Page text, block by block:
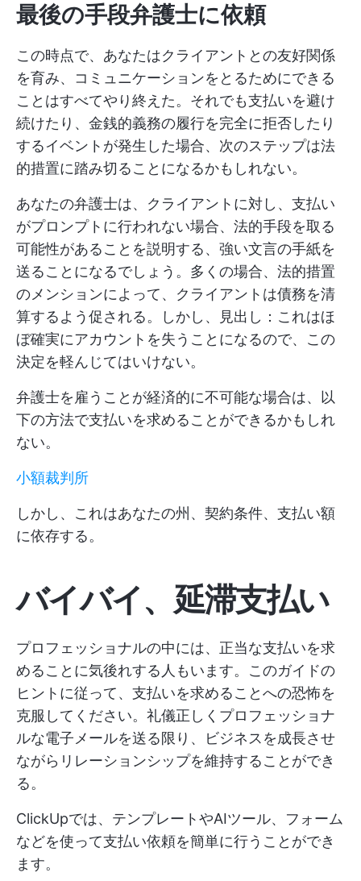
最後の手段弁護士に依頼
この時点で、あなたはクライアントとの友好関係
を育み、コミュニケーションをとるためにできる
ことはすべてやり終えた。それでも支払いを避け
続けたり、金銭的義務の履行を完全に拒否したり
するイベントが発生した場合、次のステップは法
的措置に踏み切ることになるかもしれない。
あなたの弁護士は、クライアントに対し、支払い
がプロンプトに行われない場合、法的手段を取る
可能性があることを説明する、強い文言の手紙を
送ることになるでしょう。多くの場合、法的措置
のメンションによって、クライアントは債務を清
算するよう促される。しかし、見出し：これはほ
ぼ確実にアカウントを失うことになるので、この
決定を軽んじてはいけない。
弁護士を雇うことが経済的に不可能な場合は、以
下の方法で支払いを求めることができるかもしれ
ない。
小額裁判所
しかし、これはあなたの州、契約条件、支払い額
に依存する。
バイバイ、延滞支払い
プロフェッショナルの中には、正当な支払いを求
めることに気後れする人もいます。このガイドの
ヒントに従って、支払いを求めることへの恐怖を
克服してください。礼儀正しくプロフェッショナ
ルな電子メールを送る限り、ビジネスを成長させ
ながらリレーションシップを維持することができ
る。
ClickUpでは、テンプレートやAIツール、フォーム
などを使って支払い依頼を簡単に行うことができ
ます。